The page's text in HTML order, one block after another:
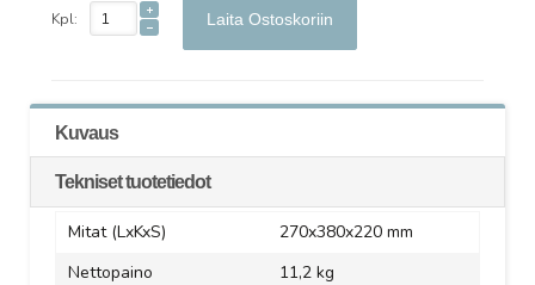
Kpl: Laita Ostoskoriin
Kuvaus
Tekniset tuotetiedot
Mitat (LxKxS)
270x380x220 mm
Nettopaino
11,2 kg